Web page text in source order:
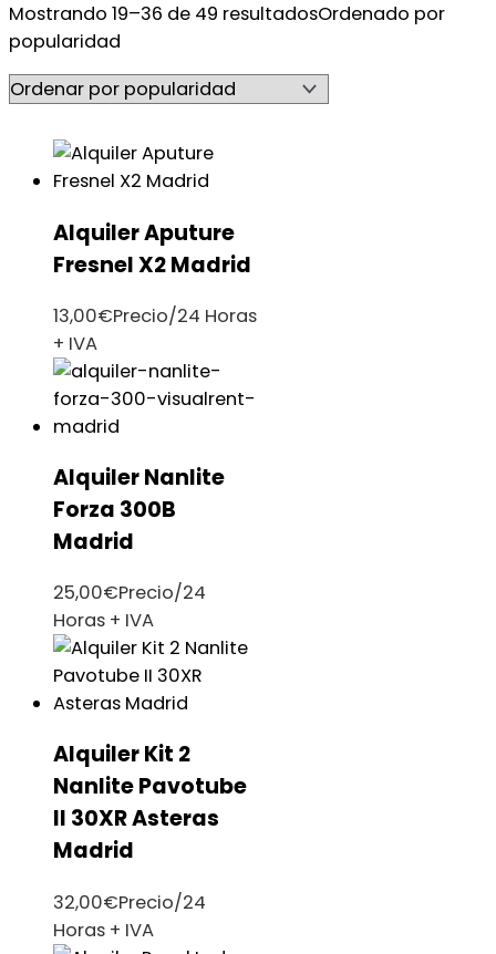
Mostrando 19–36 de 49 resultadosOrdenado por
popularidad
Alquiler Aputure
Fresnel X2 Madrid
13,00€Precio/24 Horas
+ IVA
Alquiler Nanlite
Forza 300B
Madrid
25,00€Precio/24
Horas + IVA
Alquiler Kit 2
Nanlite Pavotube
II 30XR Asteras
Madrid
32,00€Precio/24
Horas + IVA